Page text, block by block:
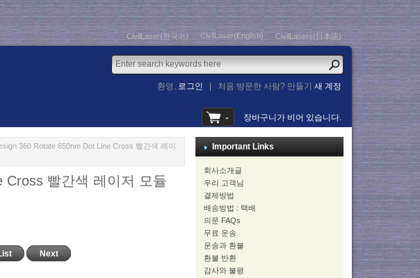
CivilLaser(한국어) CivilLaser(English) CivilLasers(日本語)
환영, 로그인 처음 방문한 사람? 만들기새 계정
장바구니가 비어 있습니다.
360 Rotate 650nm Dot Line Cross 빨간색 레이
Cross 빨간색 레이저 모듈
Next
Important Links
회사소개글
우리 고객님
결제방법
배송방법 : 택배
의문 FAQs
무료 운송
운송과 환불
환불 반환
감사와 불평